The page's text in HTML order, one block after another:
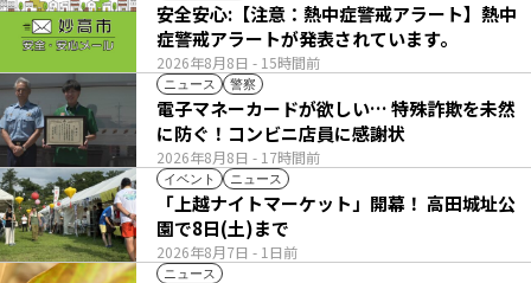
2026年8月8日 - 15時間前
安全安心:【注意：熱中症警戒アラート】熱中
症警戒アラートが発表されています。
ニュース 警察
2026年8月8日 - 17時間前
電子マネーカードが欲しい… 特殊詐欺を未然
に防ぐ！コンビニ店員に感謝状
イベント ニュース
2026年8月7日 - 1日前
「上越ナイトマーケット」開幕！ 高田城址公
園で8日(土)まで
ニュース